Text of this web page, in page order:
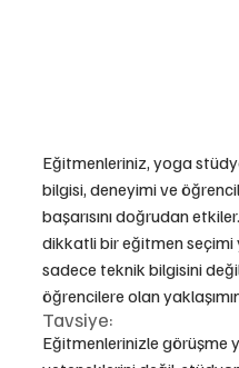
Eğitmenleriniz, yoga
bilgisi, deneyimi ve
başarısını doğrudan
dikkatli bir eğitmen seçimi
sadece teknik bilgisini
öğrencilere olan
Tavsiye:
Eğitmenlerinizle görüşme